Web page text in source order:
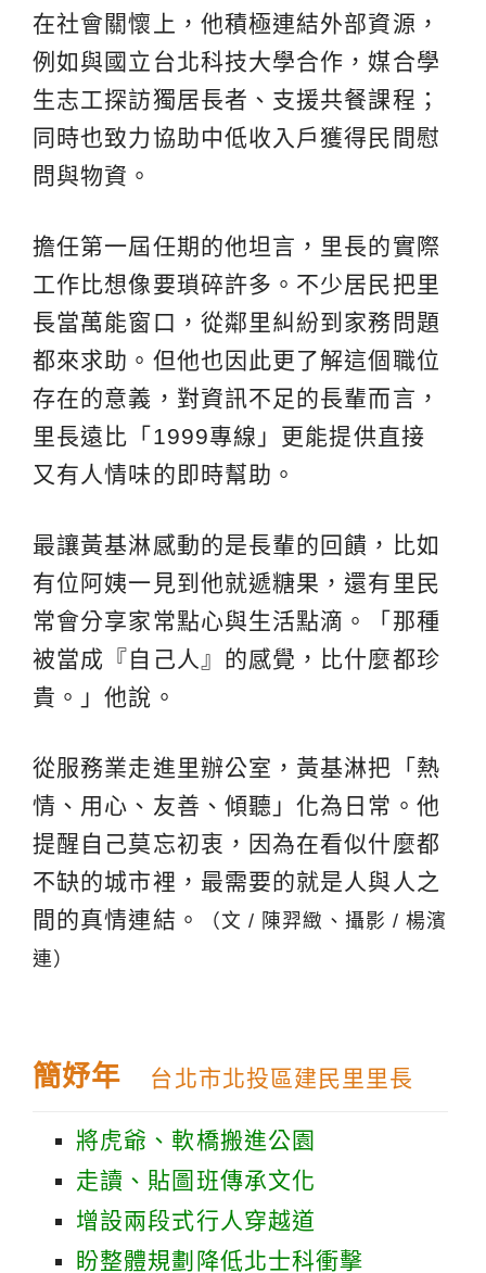
在社會關懷上，他積極連結外部資源，
例如與國立台北科技大學合作，媒合學
生志工探訪獨居長者、支援共餐課程；
同時也致力協助中低收入戶獲得民間慰
問與物資。
擔任第一屆任期的他坦言，里長的實際
工作比想像要瑣碎許多。不少居民把里
長當萬能窗口，從鄰里糾紛到家務問題
都來求助。但他也因此更了解這個職位
存在的意義，對資訊不足的長輩而言，
里長遠比「1999專線」更能提供直接
又有人情味的即時幫助。
最讓黃基淋感動的是長輩的回饋，比如
有位阿姨一見到他就遞糖果，還有里民
常會分享家常點心與生活點滴。「那種
被當成『自己人』的感覺，比什麼都珍
貴。」他說。
從服務業走進里辦公室，黃基淋把「熱
情、用心、友善、傾聽」化為日常。他
提醒自己莫忘初衷，因為在看似什麼都
不缺的城市裡，最需要的就是人與人之
間的真情連結。
（文 / 陳羿緻、攝影 / 楊濱
連）
簡妤年 台北市北投區建民里里長
將虎爺、軟橋搬進公園
走讀、貼圖班傳承文化
增設兩段式行人穿越道
盼整體規劃降低北士科衝擊